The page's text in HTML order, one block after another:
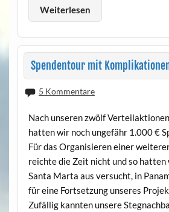
Weiterlesen
Spendentour mit
5 Kommentare
Nach unseren zwölf
hatten wir noch ungefähr 1.000 €
Für das Organisieren einer
reichte die Zeit nicht und so hatten
Santa Marta aus versucht, in
für eine Fortsetzung unseres
Zufällig kannten unsere